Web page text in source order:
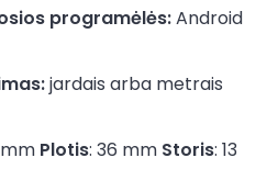
programėlės:Android
jardais arba metrais
mm Plotis: 36 mm Storis: 13